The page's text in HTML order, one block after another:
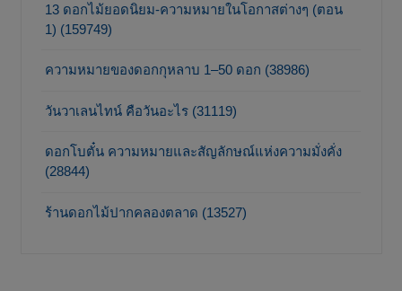
13 ดอกไม้ยอดนิยม-ความหมายในโอกาสต่างๆ (ตอน
1) (159749)
ความหมายของดอกกุหลาบ 1–50 ดอก (38986)
วันวาเลนไทน์ คือวันอะไร (31119)
ดอกโบตั๋น ความหมายและสัญลักษณ์แห่งความมั่งคั่ง
(28844)
ร้านดอกไม้ปากคลองตลาด (13527)